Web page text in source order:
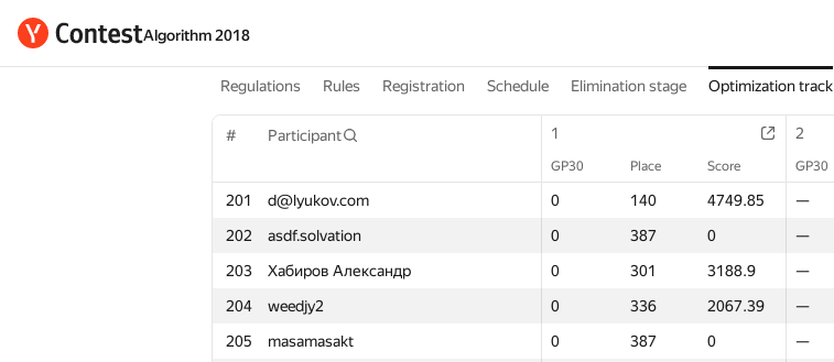
Algorithm 2018
Regulations Rules Registration Schedule Elimination stage Optimization track
# Participant 1 2
GP30 Place Score GP30
201 d@lyukov.com 0 140 4749.85 —
202
asdf.solvation 0 387 0 —
203
Хабиров Александр 0 301 3188.9 —
204
weedjy2 0 336 2067.39 —
205
masamasakt 0 387 0 —